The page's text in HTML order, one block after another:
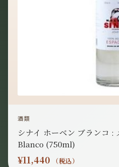
酒類
シナイ ホーベン ブランコ :
Blanco (750ml)
¥11,440 （税込）